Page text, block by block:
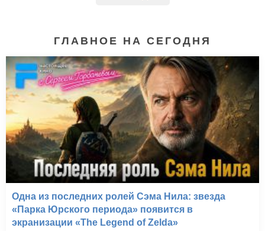
ГЛАВНОЕ НА СЕГОДНЯ
Одна из последних ролей Сэма Нила: звезда
«Парка Юрского периода» появится в
экранизации «The Legend of Zelda»